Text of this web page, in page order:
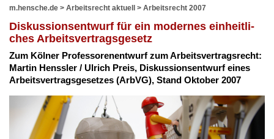
m.hensche.de > Arbeitsrecht aktuell > Arbeitsrecht 2007
Dis­kus­si­ons­ent­wurf für ein mo­der­nes ein­heit­li­
ches Ar­beits­ver­trags­ge­setz
Zum Köl­ner Pro­fes­so­ren­ent­wurf zum Ar­beits­ver­trags­recht:
Mar­tin Hens­s­ler / Ul­rich Preis, Dis­kus­si­ons­ent­wurf ei­nes
Ar­beits­ver­trags­ge­set­zes (ArbVG), Stand Ok­to­ber 2007